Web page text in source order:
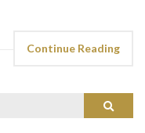
Continue Reading
Search